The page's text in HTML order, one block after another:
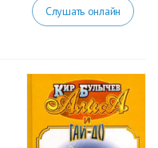
Слушать онлайн